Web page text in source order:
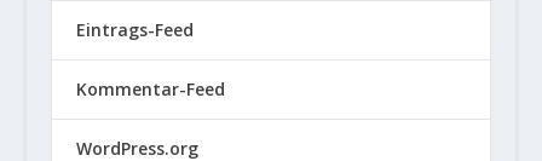
Eintrags-Feed
Kommentar-Feed
WordPress.org